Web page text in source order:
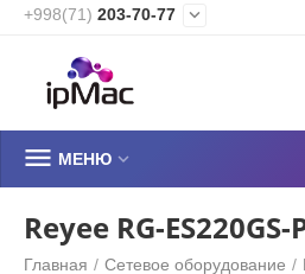
+998(71) 203-70-77 
 МЕНЮ 
Reyee RG-ES220GS-
Главная / Сетевое оборудование /